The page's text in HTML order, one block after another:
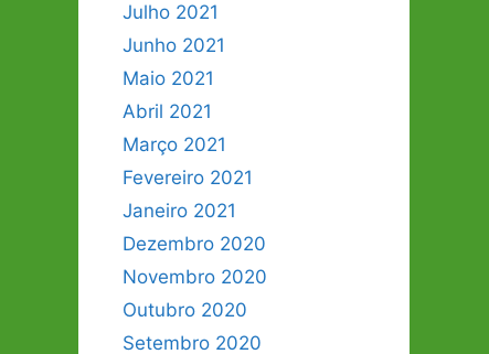
Julho 2021
Junho 2021
Maio 2021
Abril 2021
Março 2021
Fevereiro 2021
Janeiro 2021
Dezembro 2020
Novembro 2020
Outubro 2020
Setembro 2020